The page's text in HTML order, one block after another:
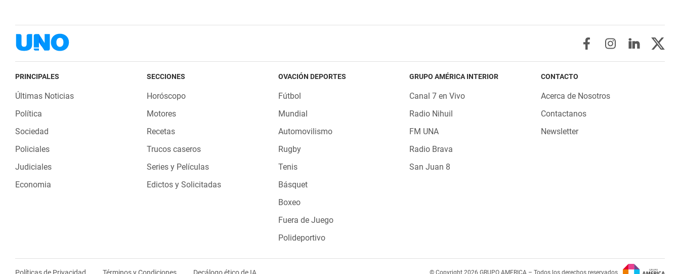
PRINCIPALES
Últimas Noticias
Política
Sociedad
Policiales
Judiciales
Economia
SECCIONES
Horóscopo
Motores
Recetas
Trucos caseros
Series y Películas
Edictos y Solicitadas
OVACIÓN DEPORTES
Fútbol
Mundial
Automovilismo
Rugby
Tenis
Básquet
Boxeo
Fuera de Juego
Polideportivo
GRUPO AMÉRICA INTERIOR
Canal 7 en Vivo
Radio Nihuil
FM UNA
Radio Brava
San Juan 8
CONTACTO
Acerca de Nosotros
Contactanos
Newsletter
© Copyright 2026 GRUPO AMERICA – Todos los derechos reservados